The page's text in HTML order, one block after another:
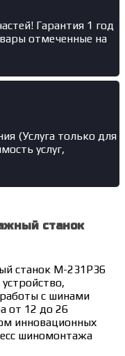
! Гарантия 1 год
отмеченные на
(Услуга только для
услуг,
станок
станок M-231P36
с шинами
от 12 до 26
инновационных
шиномонтажа